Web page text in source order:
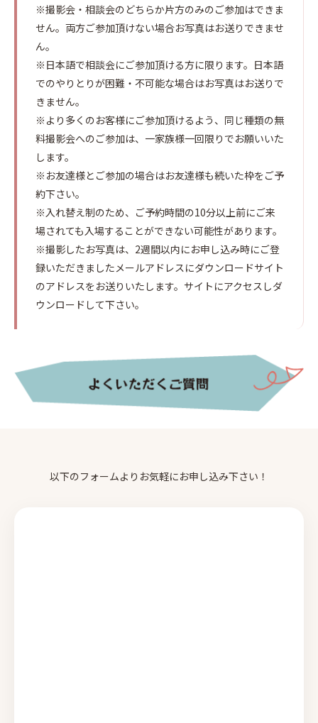
※撮影会・相談会のどちらか片方のみのご参加はできま
せん。両方ご参加頂けない場合お写真はお送りできませ
ん。
※日本語で相談会にご参加頂ける方に限ります。日本語
でのやりとりが困難・不可能な場合はお写真はお送りで
きません。
※より多くのお客様にご参加頂けるよう、同じ種類の無
料撮影会へのご参加は、一家族様一回限りでお願いいた
します。
※お友達様とご参加の場合はお友達様も続いた枠をご予
約下さい。
※入れ替え制のため、ご予約時間の10分以上前にご来
場されても入場することができない可能性があります。
※撮影したお写真は、2週間以内にお申し込み時にご登
録いただきましたメールアドレスにダウンロードサイト
のアドレスをお送りいたします。サイトにアクセスしダ
ウンロードして下さい。
以下のフォームよりお気軽にお申し込み下さい！